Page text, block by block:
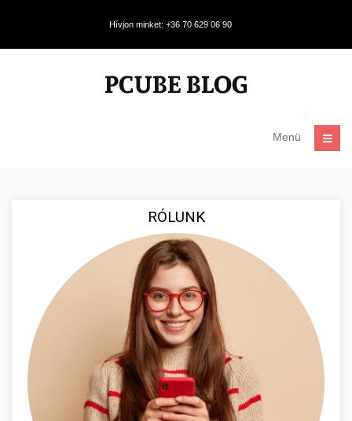
Hívjon minket: +36 70 629 06 90
Menü
RÓLUNK